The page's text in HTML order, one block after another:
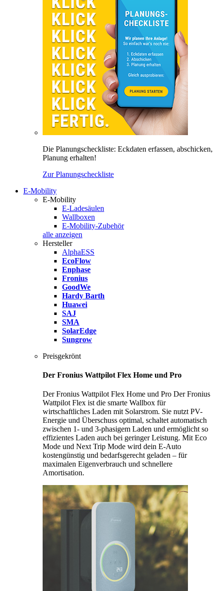
Die Planungscheckliste: Eckdaten erfassen, abschicken,
Planung erhalten!
Zur Planungscheckliste
E-Mobility
E-Mobility
E-Ladesäulen
Wallboxen
E-Mobility-Zubehör
alle anzeigen
Hersteller
AlphaESS
EcoFlow
Enphase
Fronius
GoodWe
Hardy Barth
Huawei
SAJ
SMA
SolarEdge
Sungrow
Preisgekrönt
Der Fronius Wattpilot Flex Home und Pro
Der Fronius Wattpilot Flex Home und Pro Der Fronius
Wattpilot Flex ist die smarte Wallbox für
wirtschaftliches Laden mit Solarstrom. Sie nutzt PV-
Energie und Überschuss optimal, schaltet automatisch
zwischen 1- und 3-phasigem Laden und ermöglicht so
effizientes Laden auch bei geringer Leistung. Mit Eco
Mode und Next Trip Mode wird dein E-Auto
kostengünstig und bedarfsgerecht geladen – für
maximalen Eigenverbrauch und schnellere
Amortisation.